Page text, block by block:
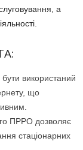
а
використаний
що
ПРРО дозволяє
стаціонарних